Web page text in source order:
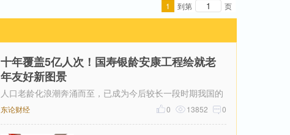
1 到第 页
十年覆盖5亿人次！国寿银龄安康工程绘就老
年友好新图景
人口老龄化浪潮奔涌而至，已成为今后较长一段时期我国的
基本国情和需要面对的重大课题。国家统计局数据显示
东论财经 0
13852
0